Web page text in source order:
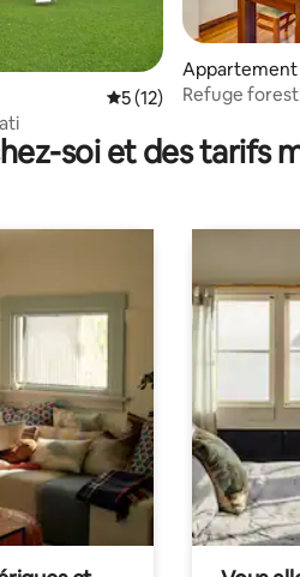
18 commentaires : 5 sur 5
Évaluation moyenne
5 (12)
Appartement
Refuge
soi et des tarifs